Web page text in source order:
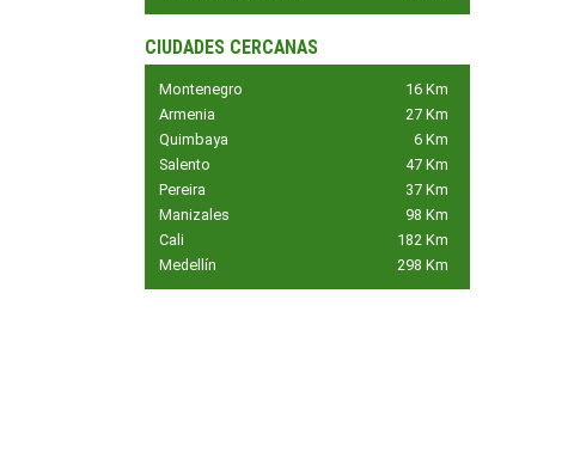
CIUDADES CERCANAS
Montenegro
16 Km
Armenia
27 Km
Quimbaya
6 Km
Salento
47 Km
Pereira
37 Km
Manizales
98 Km
Cali
182 Km
Medellín
298 Km